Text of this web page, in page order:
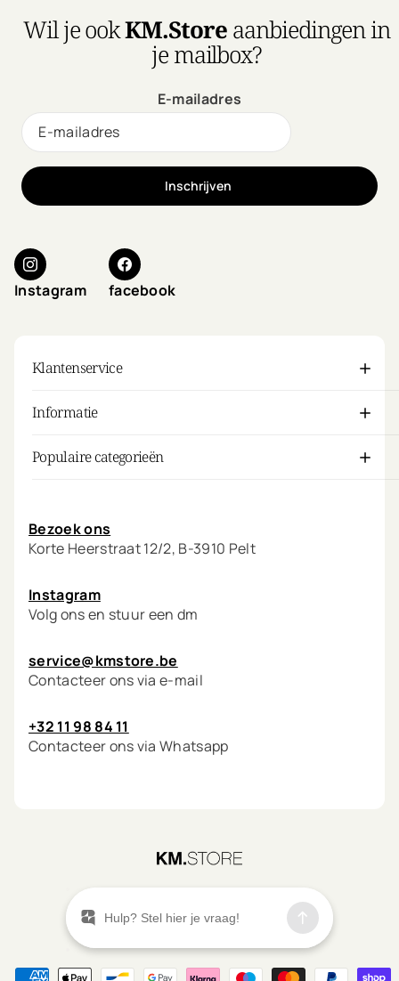
Wil je ookKM.Storeaanbiedingen in
je mailbox?
E-mailadres
Inschrijven
Instagram facebook
Klantenservice
Informatie
Populaire categorieën
Bezoek ons
Korte Heerstraat 12/2, B-3910 Pelt
Instagram
Volg ons en stuur een dm
service@kmstore.be
Contacteer ons via e-mail
+32 11 98 84 11
Contacteer ons via Whatsapp